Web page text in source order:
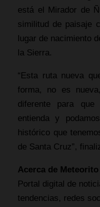
está el Mirador de
similitud de paisaje
lugar de nacimiento
la Sierra.
“Esta ruta nueva
forma, no es
diferente para
entienda y
histórico que
de Santa Cruz”,
Acerca de
Portal digital de
tendencias, redes